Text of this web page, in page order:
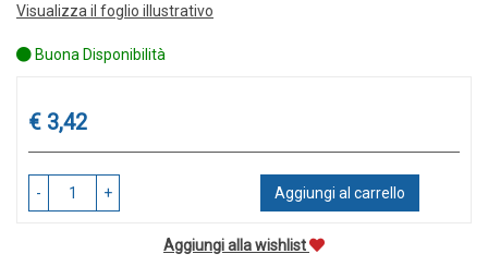
Visualizza il foglio illustrativo
Buona Disponibilità
Prezzo
€ 3,42
- + Aggiungi al carrello
Aggiungi alla wishlist